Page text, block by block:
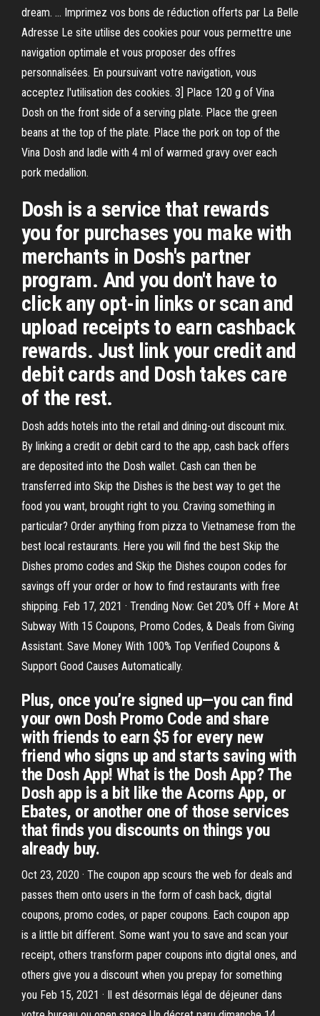
dream. … Imprimez vos bons de réduction offerts par La Belle
Adresse Le site utilise des cookies pour vous permettre une
navigation optimale et vous proposer des offres
personnalisées. En poursuivant votre navigation, vous
acceptez l'utilisation des cookies. 3] Place 120 g of Vina
Dosh on the front side of a serving plate. Place the green
beans at the top of the plate. Place the pork on top of the
Vina Dosh and ladle with 4 ml of warmed gravy over each
pork medallion.
Dosh is a service that rewards
you for purchases you make with
merchants in Dosh's partner
program. And you don't have to
click any opt-in links or scan and
upload receipts to earn cashback
rewards. Just link your credit and
debit cards and Dosh takes care
of the rest.
Dosh adds hotels into the retail and dining-out discount mix.
By linking a credit or debit card to the app, cash back offers
are deposited into the Dosh wallet. Cash can then be
transferred into Skip the Dishes is the best way to get the
food you want, brought right to you. Craving something in
particular? Order anything from pizza to Vietnamese from the
best local restaurants. Here you will find the best Skip the
Dishes promo codes and Skip the Dishes coupon codes for
savings off your order or how to find restaurants with free
shipping. Feb 17, 2021 · Trending Now: Get 20% Off + More At
Subway With 15 Coupons, Promo Codes, & Deals from Giving
Assistant. Save Money With 100% Top Verified Coupons &
Support Good Causes Automatically.
Plus, once you’re signed up—you can find
your own Dosh Promo Code and share
with friends to earn $5 for every new
friend who signs up and starts saving with
the Dosh App! What is the Dosh App? The
Dosh app is a bit like the Acorns App, or
Ebates, or another one of those services
that finds you discounts on things you
already buy.
Oct 23, 2020 · The coupon app scours the web for deals and
passes them onto users in the form of cash back, digital
coupons, promo codes, or paper coupons. Each coupon app
is a little bit different. Some want you to save and scan your
receipt, others transform paper coupons into digital ones, and
others give you a discount when you prepay for something
you Feb 15, 2021 · Il est désormais légal de déjeuner dans